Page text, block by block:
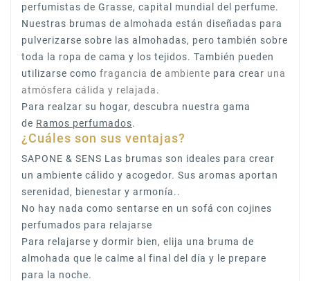
perfumistas de Grasse, capital mundial del perfume.
Nuestras brumas de almohada están diseñadas para
pulverizarse sobre las almohadas, pero también sobre
toda la ropa de cama y los tejidos. También pueden
utilizarse como fragancia de ambiente para crear una
atmósfera cálida y relajada.
Para realzar su hogar, descubra nuestra gama
de Ramos perfumados.
¿Cuáles son sus ventajas?
SAPONE & SENS Las brumas son ideales para crear
un ambiente cálido y acogedor. Sus aromas aportan
serenidad, bienestar y armonía..
No hay nada como sentarse en un sofá con cojines
perfumados para relajarse
Para relajarse y dormir bien, elija una bruma de
almohada que le calme al final del día y le prepare
para la noche.